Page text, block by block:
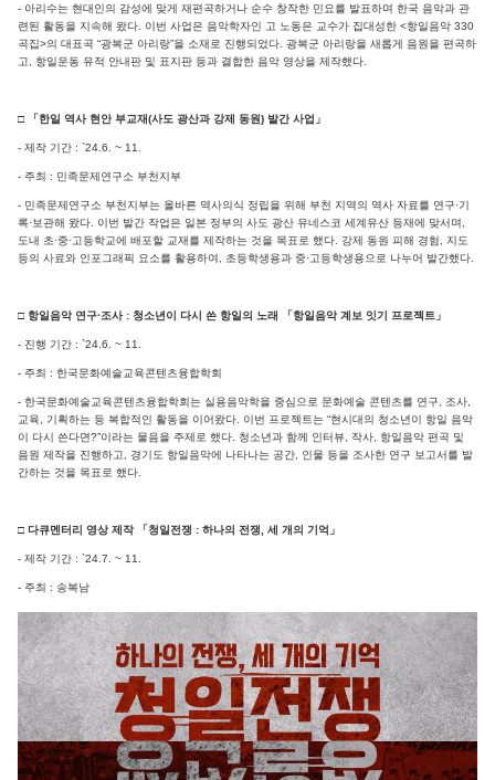
- 아리수는 현대인의 감성에 맞게 재편곡하거나 순수 창작한 민요를 발표하며 한국 음악과 관
련된 활동을 지속해 왔다. 이번 사업은 음악학자인 고 노동은 교수가 집대성한 <항일음악 330
곡집>의 대표곡 “광복군 아리랑”을 소재로 진행되었다. 광복군 아리랑을 새롭게 음원을 편곡하
고, 항일운동 유적 안내판 및 표지판 등과 결합한 음악 영상을 제작했다.
□ 「한일 역사 현안 부교재(사도 광산과 강제 동원) 발간 사업」
- 제작 기간 : `24.6. ~ 11.
- 주최 : 민족문제연구소 부천지부
- 민족문제연구소 부천지부는 올바른 역사의식 정립을 위해 부천 지역의 역사 자료를 연구·기
록·보관해 왔다. 이번 발간 작업은 일본 정부의 사도 광산 유네스코 세계유산 등재에 맞서며,
도내 초·중·고등학교에 배포할 교재를 제작하는 것을 목표로 했다. 강제 동원 피해 경험, 지도
등의 사료와 인포그래픽 요소를 활용하여, 초등학생용과 중·고등학생용으로 나누어 발간했다.
□ 항일음악 연구·조사 : 청소년이 다시 쓴 항일의 노래 「항일음악 계보 잇기 프로젝트」
- 진행 기간 : `24.6. ~ 11.
- 주최 : 한국문화예술교육콘텐츠융합학회
- 한국문화예술교육콘텐츠융합학회는 실용음악학을 중심으로 문화예술 콘텐츠를 연구, 조사,
교육, 기획하는 등 복합적인 활동을 이어왔다. 이번 프로젝트는 “현시대의 청소년이 항일 음악
이 다시 쓴다면?”이라는 물음을 주제로 했다. 청소년과 함께 인터뷰, 작사, 항일음악 편곡 및
음원 제작을 진행하고, 경기도 항일음악에 나타나는 공간, 인물 등을 조사한 연구 보고서를 발
간하는 것을 목표로 했다.
□ 다큐멘터리 영상 제작 「청일전쟁 : 하나의 전쟁, 세 개의 기억」
- 제작 기간 : `24.7. ~ 11.
- 주최 : 송복남